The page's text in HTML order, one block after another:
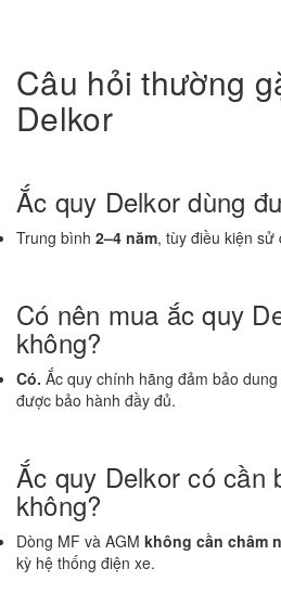
Câu hỏi thường
Delkor
Ắc quy Delkor dùng
Trung bình 2–4 năm, tùy điều kiện sử
Có nên mua ắc quy
không?
Có. Ắc quy chính hãng đảm bảo
được bảo hành đầy đủ.
Ắc quy Delkor có cần
không?
Dòng MF và AGM không cần châm
kỳ hệ thống điện xe.